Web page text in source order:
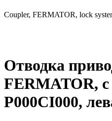
Coupler, FERMATOR, lock
Отводка
FERMATOR,
P000CI000,